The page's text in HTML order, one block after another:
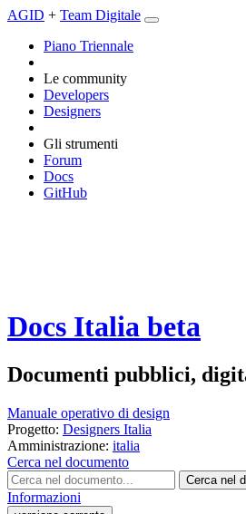
AGID + Team Digitale
Piano Triennale
Le community
Developers
Designers
Gli strumenti
Forum
Docs
GitHub
Docs Italia beta
Documenti pubblici,
Manuale operativo di design
Progetto: Designers Italia
Amministrazione: italia
Cerca nel documento
Cerca nel
Informazioni